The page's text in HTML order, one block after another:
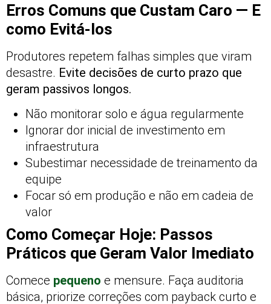
Erros Comuns que Custam Caro — E
como Evitá-los
Produtores repetem falhas simples que viram
desastre. Evite decisões de curto prazo que
geram passivos longos.
Não monitorar solo e água regularmente
Ignorar dor inicial de investimento em
infraestrutura
Subestimar necessidade de treinamento da
equipe
Focar só em produção e não em cadeia de
valor
Como Começar Hoje: Passos
Práticos que Geram Valor Imediato
Comece pequeno e mensure. Faça auditoria
básica, priorize correções com payback curto e